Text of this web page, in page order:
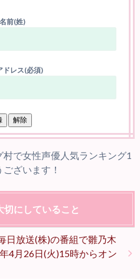
前(姓)
ドレス(必須)
で女性声優人気ランキング1
ざいます！
にしていること
日放送(株)の番組で雛乃木
4月26日(火)15時からオン